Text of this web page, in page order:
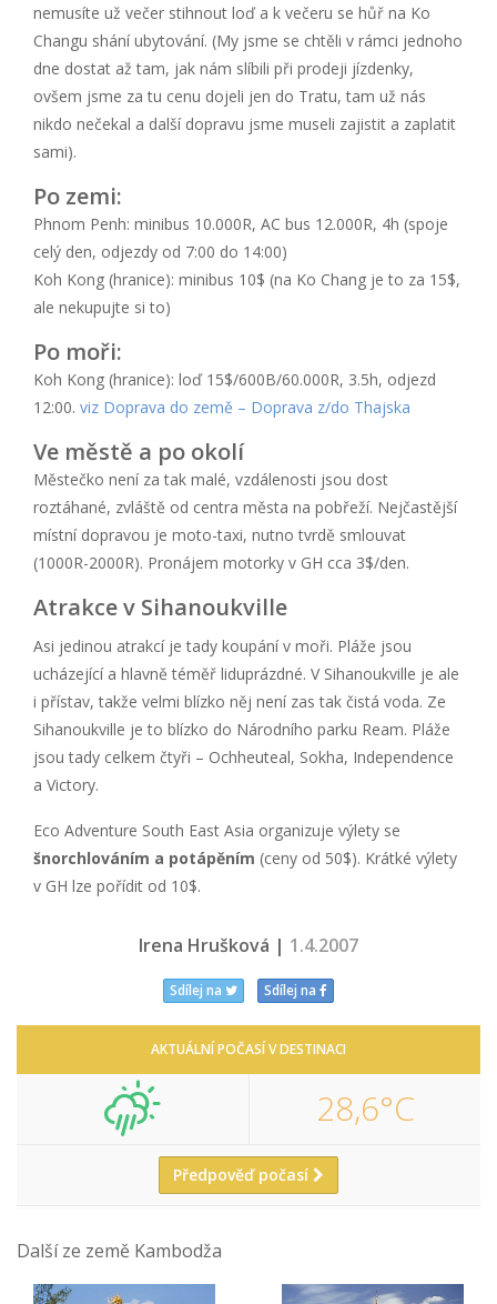
nemusíte už večer stihnout loď a k večeru se hůř na Ko
Changu shání ubytování. (My jsme se chtěli v rámci jednoho
dne dostat až tam, jak nám slíbili při prodeji jízdenky,
ovšem jsme za tu cenu dojeli jen do Tratu, tam už nás
nikdo nečekal a další dopravu jsme museli zajistit a zaplatit
sami).
Po zemi:
Phnom Penh: minibus 10.000R, AC bus 12.000R, 4h (spoje
celý den, odjezdy od 7:00 do 14:00)
Koh Kong (hranice): minibus 10$ (na Ko Chang je to za 15$,
ale nekupujte si to)
Po moři:
Koh Kong (hranice): loď 15$/600B/60.000R, 3.5h, odjezd
12:00. viz Doprava do země – Doprava z/do Thajska
Ve městě a po okolí
Městečko není za tak malé, vzdálenosti jsou dost
roztáhané, zvláště od centra města na pobřeží. Nejčastější
místní dopravou je moto-taxi, nutno tvrdě smlouvat
(1000R-2000R). Pronájem motorky v GH cca 3$/den.
Atrakce v Sihanoukville
Asi jedinou atrakcí je tady koupání v moři. Pláže jsou
ucházející a hlavně téměř liduprázdné. V Sihanoukville je ale
i přístav, takže velmi blízko něj není zas tak čistá voda. Ze
Sihanoukville je to blízko do Národního parku Ream. Pláže
jsou tady celkem čtyři – Ochheuteal, Sokha, Independence
a Victory.
Eco Adventure South East Asia organizuje výlety se
šnorchlováním a potápěním (ceny od 50$). Krátké výlety
v GH lze pořídit od 10$.
Irena Hrušková | 1.4.2007
Sdílej na Sdílej na
AKTUÁLNÍ POČASÍ V DESTINACI
28,6°C
Předpověď počasí
Další ze země Kambodža